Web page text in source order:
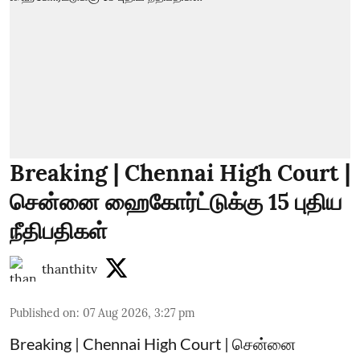
Breaking | Chennai High Court |
சென்னை ஹைகோர்ட்டுக்கு 15 புதிய
நீதிபதிகள்
thanthitv
Published on: 07 Aug 2026, 3:27 pm
Breaking | Chennai High Court | சென்னை